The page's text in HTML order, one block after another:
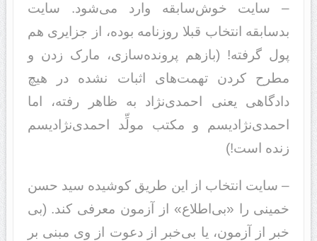
– سایت خوش‌سابقه وارد می‌شود. سایت
بدسابقه انتخاب قبلا روزنامه بوده، از جزایری هم
پول گرفته! (بازهم پرونده‌سازی، مارک زدن و
مطرح کردن تهمت‌های اثبات نشده در هیچ
دادگاهی یعنی احمدی‌نژاد به ظاهر رفته، اما
احمدی‌نژادیسم و مکتب مولِّد احمدی‌نژادیسم
زنده است!)
– سایت انتخاب از این طریق کوشیده سید حسن
خمینی را «بی‌اطلاع» از آزمون معرفی کند. (بی
خبر از آزمون، یا بی‌خبر از دعوت از وی مبنی بر